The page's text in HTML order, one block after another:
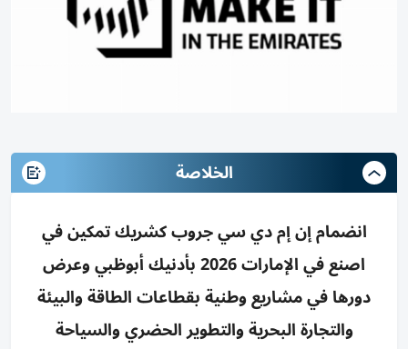
الخلاصة
انضمام إن إم دي سي جروب كشريك تمكين في
اصنع في الإمارات 2026 بأدنيك أبوظبي وعرض
دورها في مشاريع وطنية بقطاعات الطاقة والبيئة
والتجارة البحرية والتطوير الحضري والسياحة